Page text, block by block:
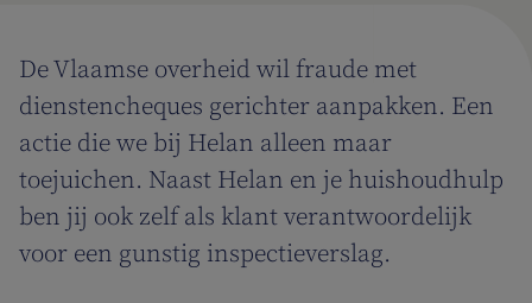
De Vlaamse overheid wil fraude met
dienstencheques gerichter aanpakken. Een
actie die we bij Helan alleen maar
toejuichen. Naast Helan en je huishoudhulp
ben jij ook zelf als klant verantwoordelijk
voor een gunstig inspectieverslag.